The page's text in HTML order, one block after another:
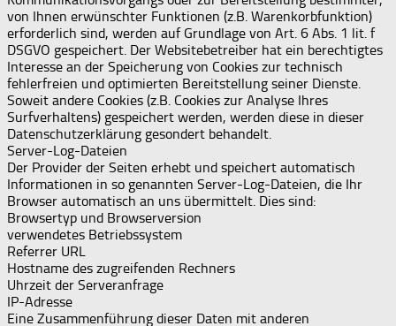
von Ihnen erwünschter Funktionen (z.B. Warenkorbfunktion)
erforderlich sind, werden auf Grundlage von Art. 6 Abs. 1 lit. f
DSGVO gespeichert. Der Websitebetreiber hat ein berechtigtes
Interesse an der Speicherung von Cookies zur technisch
fehlerfreien und optimierten Bereitstellung seiner Dienste.
Soweit andere Cookies (z.B. Cookies zur Analyse Ihres
Surfverhaltens) gespeichert werden, werden diese in dieser
Datenschutzerklärung gesondert behandelt.
Server-Log-Dateien
Der Provider der Seiten erhebt und speichert automatisch
Informationen in so genannten Server-Log-Dateien, die Ihr
Browser automatisch an uns übermittelt. Dies sind:
Browsertyp und Browserversion
verwendetes Betriebssystem
Referrer URL
Hostname des zugreifenden Rechners
Uhrzeit der Serveranfrage
IP-Adresse
Eine Zusammenführung dieser Daten mit anderen